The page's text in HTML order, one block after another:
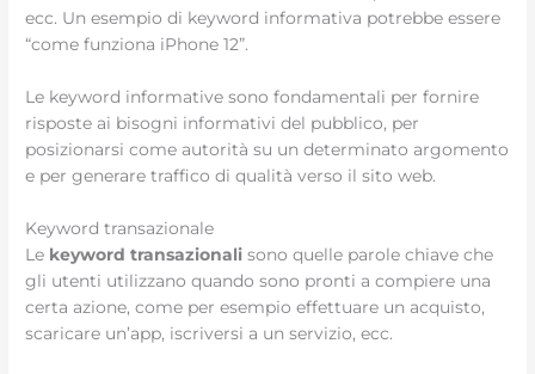
ecc. Un esempio di keyword informativa potrebbe essere
“come funziona iPhone 12”.
Le keyword informative sono fondamentali per fornire
risposte ai bisogni informativi del pubblico, per
posizionarsi come autorità su un determinato argomento
e per generare traffico di qualità verso il sito web.
Keyword transazionale
Le keyword transazionali sono quelle parole chiave che
gli utenti utilizzano quando sono pronti a compiere una
certa azione, come per esempio effettuare un acquisto,
scaricare un’app, iscriversi a un servizio, ecc.